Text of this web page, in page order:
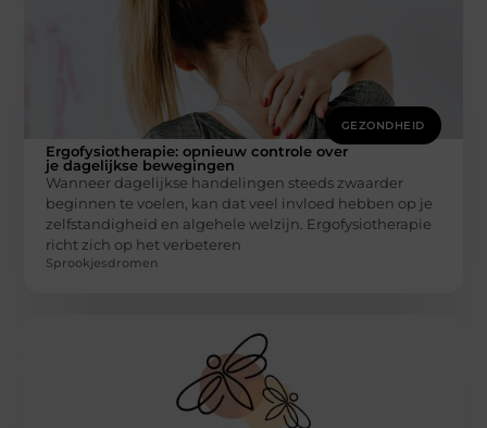
GEZONDHEID
Ergofysiotherapie: opnieuw controle over
je dagelijkse bewegingen
Wanneer dagelijkse handelingen steeds zwaarder
beginnen te voelen, kan dat veel invloed hebben op je
zelfstandigheid en algehele welzijn. Ergofysiotherapie
richt zich op het verbeteren
Sprookjesdromen